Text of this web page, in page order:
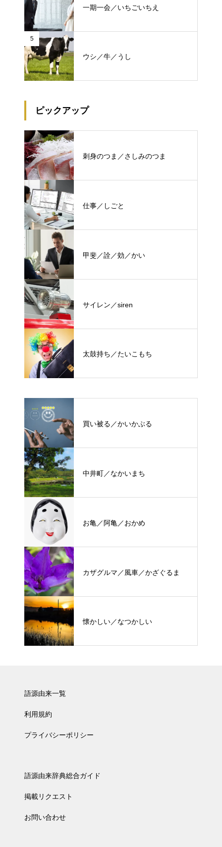
一期一会／いちごいちえ
5
ウシ／牛／うし
ピックアップ
刺身のつま／さしみのつま
仕事／しごと
甲斐／詮／効／かい
サイレン／siren
太鼓持ち／たいこもち
買い被る／かいかぶる
中井町／なかいまち
お亀／阿亀／おかめ
カザグルマ／風車／かざぐるま
懐かしい／なつかしい
語源由来一覧
利用規約
プライバシーポリシー
語源由来辞典総合ガイド
掲載リクエスト
お問い合わせ